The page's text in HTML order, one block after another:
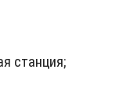
станция;